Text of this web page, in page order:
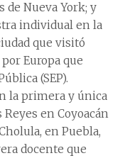
de Nueva York; y
individual en la
que visitó
Europa que
(SEP).
la primera y única
en Coyoacán
en Puebla,
docente que